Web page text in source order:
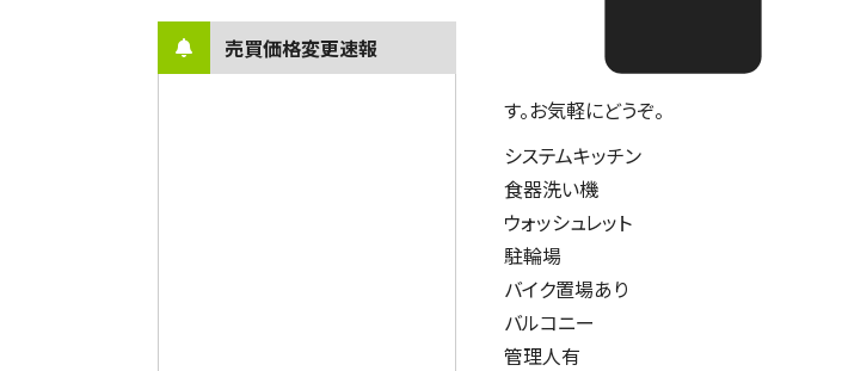
売買価格変更速報
す。お気軽にどうぞ。
システムキッチン
食器洗い機
ウォッシュレット
駐輪場
バイク置場あり
バルコニー
管理人有